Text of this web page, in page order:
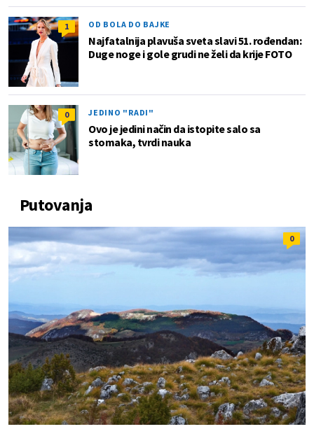
1 OD BOLA DO BAJKE
Najfatalnija plavuša sveta slavi 51. rođendan:
Duge noge i gole grudi ne želi da krije FOTO
0 JEDINO "RADI"
Ovo je jedini način da istopite salo sa
stomaka, tvrdi nauka
Putovanja
0